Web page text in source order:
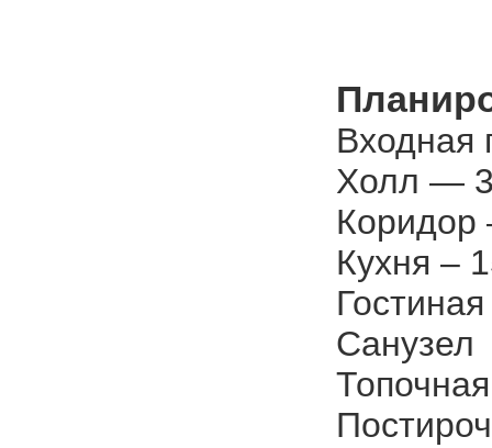
Входная
Холл —
Коридор
Кухня –